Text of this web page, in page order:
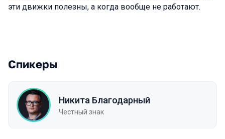
эти движки полезны, а когда вообще не работают.
Спикеры
Никита Благодарный
Честный знак